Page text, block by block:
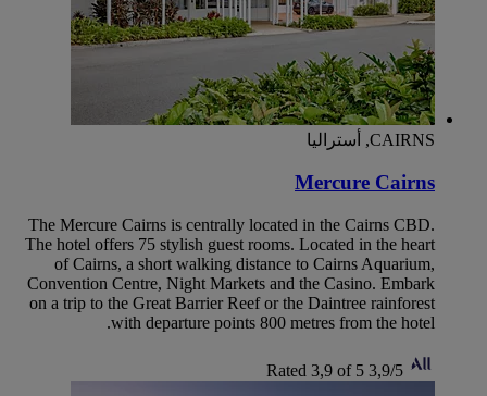
CAIRNS, أستراليا
Mercure Cairns
The Mercure Cairns is centrally located in the Cairns CBD.
The hotel offers 75 stylish guest rooms. Located in the heart
of Cairns, a short walking distance to Cairns Aquarium,
Convention Centre, Night Markets and the Casino. Embark
on a trip to the Great Barrier Reef or the Daintree rainforest
with departure points 800 metres from the hotel.
3,9/5
Rated 3,9 of 5